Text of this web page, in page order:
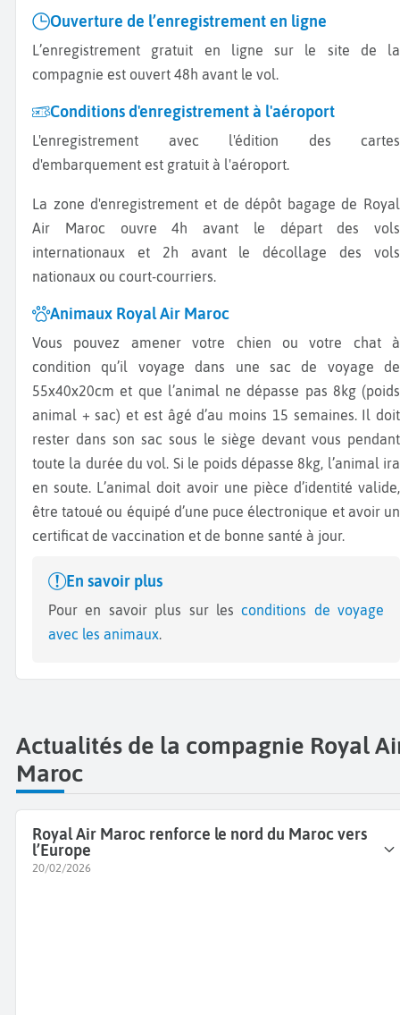
Ouverture de l’enregistrement en ligne
L’enregistrement gratuit en ligne sur le site de la
compagnie est ouvert 48h avant le vol.
Conditions d'enregistrement à l'aéroport
L'enregistrement avec l'édition des cartes
d'embarquement est gratuit à l'aéroport.
La zone d'enregistrement et de dépôt bagage de Royal
Air Maroc ouvre 4h avant le départ des vols
internationaux et 2h avant le décollage des vols
nationaux ou court-courriers.
Animaux Royal Air Maroc
Vous pouvez amener votre chien ou votre chat à
condition qu’il voyage dans une sac de voyage de
55x40x20cm et que l’animal ne dépasse pas 8kg (poids
animal + sac) et est âgé d’au moins 15 semaines. Il doit
rester dans son sac sous le siège devant vous pendant
toute la durée du vol. Si le poids dépasse 8kg, l’animal ira
en soute. L’animal doit avoir une pièce d’identité valide,
être tatoué ou équipé d’une puce électronique et avoir un
certificat de vaccination et de bonne santé à jour.
En savoir plus
Pour en savoir plus sur les conditions de voyage
avec les animaux.
Actualités de la compagnie Royal
Maroc
Royal Air Maroc renforce le nord du Maroc vers
l’Europe
20/02/2026